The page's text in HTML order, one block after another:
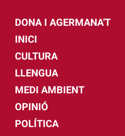
DONA I AGERMANA'T
INICI
CULTURA
LLENGUA
MEDI AMBIENT
OPINIÓ
POLÍTICA